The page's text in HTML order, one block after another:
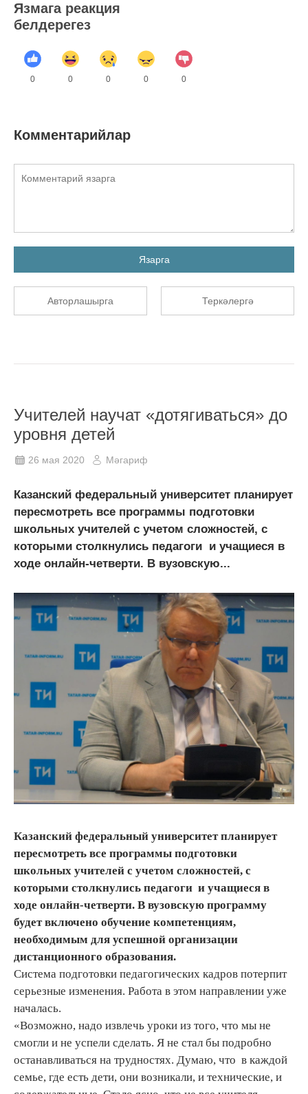
Язмага реакция
белдерегез
0 0 0 0 0
Комментарийлар
Язарга
Авторлашырга Теркәлергә
Учителей научат «дотягиваться» до
уровня детей
26 мая 2020 Мәгариф
Казанский федеральный университет планирует
пересмотреть все программы подготовки
школьных учителей с учетом сложностей, с
которыми столкнулись педагоги и учащиеся в
ходе онлайн-четверти. В вузовскую...
Казанский федеральный университет планирует
пересмотреть все программы подготовки
школьных учителей с учетом сложностей, с
которыми столкнулись педагоги и учащиеся в
ходе онлайн-четверти. В вузовскую программу
будет включено обучение компетенциям,
необходимым для успешной организации
дистанционного образования.
Система подготовки педагогических кадров потерпит
серьезные изменения. Работа в этом направлении уже
началась.
«Возможно, надо извлечь уроки из того, что мы не
смогли и не успели сделать. Я не стал бы подробно
останавливаться на трудностях. Думаю, что в каждой
семье, где есть дети, они возникали, и технические, и